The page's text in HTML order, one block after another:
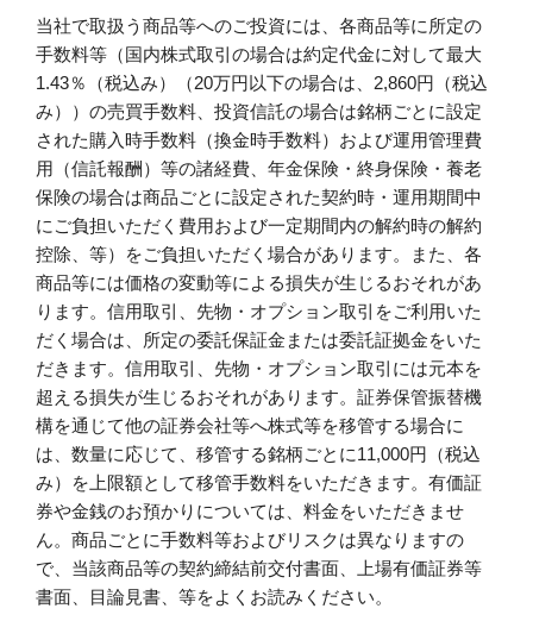
当社で取扱う商品等へのご投資には、各商品等に所定の
手数料等（国内株式取引の場合は約定代金に対して最大
1.43％（税込み）（20万円以下の場合は、2,860円（税込
み））の売買手数料、投資信託の場合は銘柄ごとに設定
された購入時手数料（換金時手数料）および運用管理費
用（信託報酬）等の諸経費、年金保険・終身保険・養老
保険の場合は商品ごとに設定された契約時・運用期間中
にご負担いただく費用および一定期間内の解約時の解約
控除、等）をご負担いただく場合があります。また、各
商品等には価格の変動等による損失が生じるおそれがあ
ります。信用取引、先物・オプション取引をご利用いた
だく場合は、所定の委託保証金または委託証拠金をいた
だきます。信用取引、先物・オプション取引には元本を
超える損失が生じるおそれがあります。証券保管振替機
構を通じて他の証券会社等へ株式等を移管する場合に
は、数量に応じて、移管する銘柄ごとに11,000円（税込
み）を上限額として移管手数料をいただきます。有価証
券や金銭のお預かりについては、料金をいただきませ
ん。商品ごとに手数料等およびリスクは異なりますの
で、当該商品等の契約締結前交付書面、上場有価証券等
書面、目論見書、等をよくお読みください。